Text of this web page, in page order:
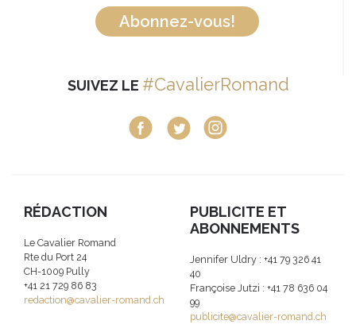
Abonnez-vous!
SUIVEZ LE #CavalierRomand
RÉDACTION
Le Cavalier Romand
Rte du Port 24
CH-1009 Pully
+41 21 729 86 83
redaction@cavalier-romand.ch
PUBLICITE ET
ABONNEMENTS
Jennifer Uldry : +41 79 326 41
40
Françoise Jutzi : +41 78 636 04
99
publicite@cavalier-romand.ch